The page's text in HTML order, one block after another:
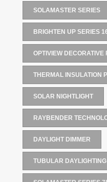
SOLAMASTER SERIES
BRIGHTEN UP SERIES
OPTIVIEW DECORATIVE
THERMAL INSULATION
SOLAR NIGHTLIGHT
RAYBENDER
DAYLIGHT DIMMER
TUBULAR